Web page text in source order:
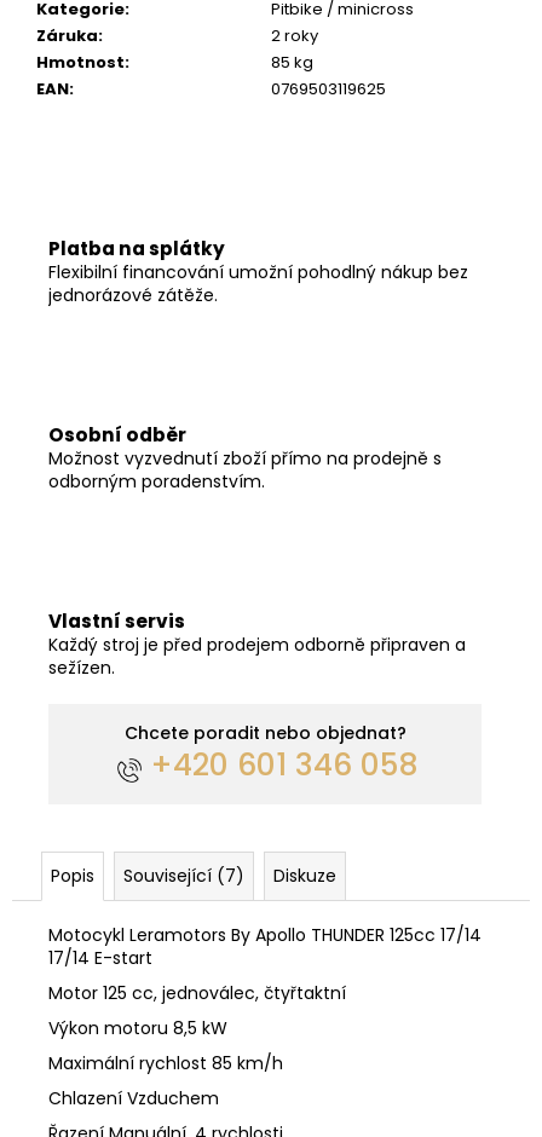
Kategorie:
Pitbike / minicross
Záruka:
2 roky
Hmotnost:
85 kg
EAN: 0769503119625
Platba na splátky
Flexibilní financování umožní pohodlný nákup bez
jednorázové zátěže.
Osobní odběr
Možnost vyzvednutí zboží přímo na prodejně s
odborným poradenstvím.
Vlastní servis
Každý stroj je před prodejem odborně připraven a
sežízen.
Chcete poradit nebo objednat?
+420 601 346 058
Popis Související (7) Diskuze
Motocykl Leramotors By Apollo THUNDER 125cc 17/14
17/14 E-start
Motor 125 cc, jednoválec, čtyřtaktní
Výkon motoru 8,5 kW
Maximální rychlost 85 km/h
Chlazení Vzduchem